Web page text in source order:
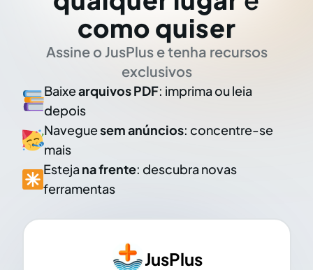
como quiser
Assine o JusPlus e tenha recursos
exclusivos
Baixearquivos PDF: imprima ou leia
depois
Naveguesem anúncios: concentre-se
mais
Esteja na frente: descubra novas
ferramentas
JusPlus